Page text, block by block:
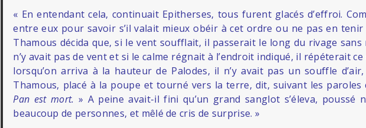
« En entendant cela, continuait Epitherses, tous furent glacés d’effroi.
entre eux pour savoir s’il valait mieux obéir à cet ordre ou ne pas en
Thamous décida que, si le vent soufflait, il passerait le long du rivage sans
n’y avait pas de vent et si le calme régnait à l’endroit indiqué, il répéterait ce
lorsqu’on arriva à la hauteur de Palodes, il n’y avait pas un souffle
Thamous, placé à la poupe et tourné vers la terre, dit, suivant les
Pan est mort. » A peine avait-il fini qu’un grand sanglot s’éleva, poussé
beaucoup de personnes, et mêlé de cris de surprise. »